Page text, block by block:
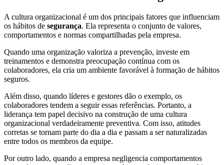
A cultura organizacional é um dos principais fatores que influenciam
os hábitos de segurança. Ela representa o conjunto de valores,
comportamentos e normas compartilhadas pela empresa.
Quando uma organização valoriza a prevenção, investe em
treinamentos e demonstra preocupação contínua com os
colaboradores, ela cria um ambiente favorável à formação de hábitos
seguros.
Além disso, quando líderes e gestores dão o exemplo, os
colaboradores tendem a seguir essas referências. Portanto, a
liderança tem papel decisivo na construção de uma cultura
organizacional verdadeiramente preventiva. Com isso, atitudes
corretas se tornam parte do dia a dia e passam a ser naturalizadas
entre todos os membros da equipe.
Por outro lado, quando a empresa negligencia comportamentos